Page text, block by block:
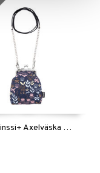
Mumin Vinssi+ Axelväska Primula Mblå